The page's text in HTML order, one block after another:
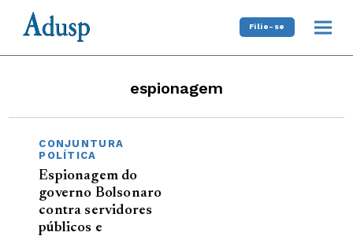
Filie-se
espionagem
CONJUNTURA
POLÍTICA
Espionagem do
governo Bolsonaro
contra servidores
públicos e